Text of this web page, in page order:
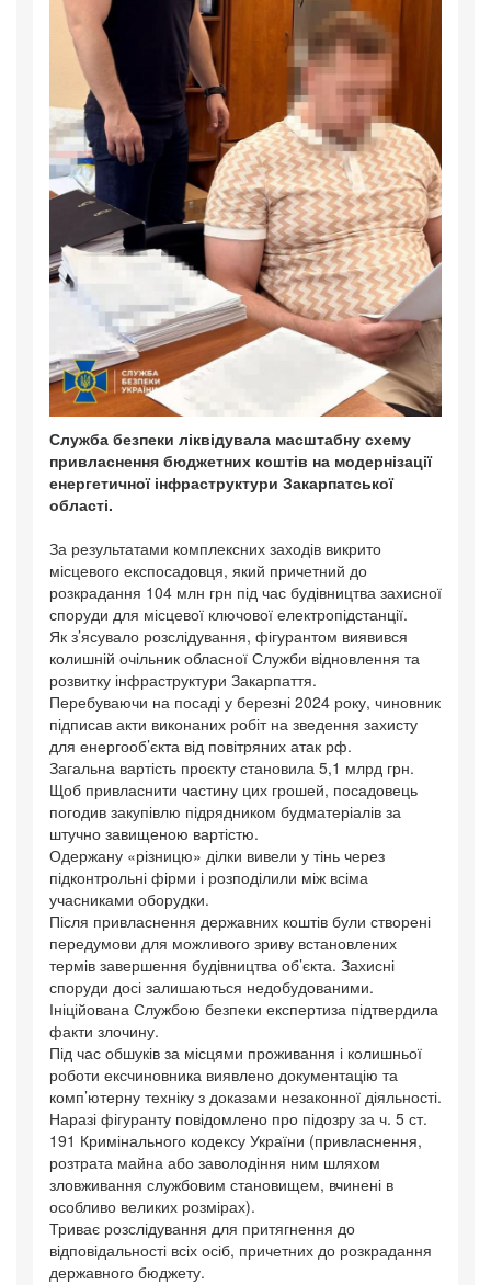
Служба безпеки ліквідувала масштабну схему
привласнення бюджетних коштів на модернізації
енергетичної інфраструктури Закарпатської
області.
За результатами комплексних заходів викрито
місцевого експосадовця, який причетний до
розкрадання 104 млн грн під час будівництва захисної
споруди для місцевої ключової електропідстанції.
Як з’ясувало розслідування, фігурантом виявився
колишній очільник обласної Служби відновлення та
розвитку інфраструктури Закарпаття.
Перебуваючи на посаді у березні 2024 року, чиновник
підписав акти виконаних робіт на зведення захисту
для енергооб’єкта від повітряних атак рф.
Загальна вартість проєкту становила 5,1 млрд грн.
Щоб привласнити частину цих грошей, посадовець
погодив закупівлю підрядником будматеріалів за
штучно завищеною вартістю.
Одержану «різницю» ділки вивели у тінь через
підконтрольні фірми і розподілили між всіма
учасниками оборудки.
Після привласнення державних коштів були створені
передумови для можливого зриву встановлених
термів завершення будівництва об’єкта. Захисні
споруди досі залишаються недобудованими.
Ініційована Службою безпеки експертиза підтвердила
факти злочину.
Під час обшуків за місцями проживання і колишньої
роботи ексчиновника виявлено документацію та
комп’ютерну техніку з доказами незаконної діяльності.
Наразі фігуранту повідомлено про підозру за ч. 5 ст.
191 Кримінального кодексу України (привласнення,
розтрата майна або заволодіння ним шляхом
зловживання службовим становищем, вчинені в
особливо великих розмірах).
Триває розслідування для притягнення до
відповідальності всіх осіб, причетних до розкрадання
державного бюджету.